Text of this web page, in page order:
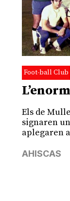
Foot-ball Club
Els de
signaren
aplegaren
AHISCAS